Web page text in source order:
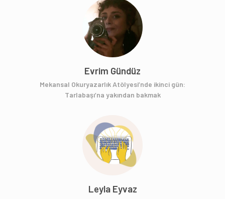
Evrim Gündüz
Mekansal Okuryazarlık Atölyesi’nde ikinci gün:
Tarlabaşı’na yakından bakmak
Leyla Eyvaz